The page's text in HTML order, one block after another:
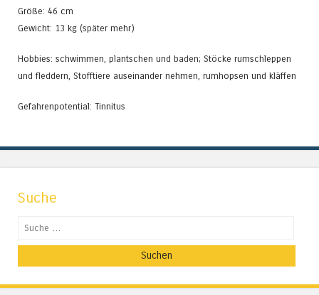
Größe: 46 cm
Gewicht: 13 kg (später mehr)
Hobbies: schwimmen, plantschen und baden; Stöcke rumschleppen
und fleddern, Stofftiere auseinander nehmen, rumhopsen und kläffen
Gefahrenpotential: Tinnitus
Suche
Suchen